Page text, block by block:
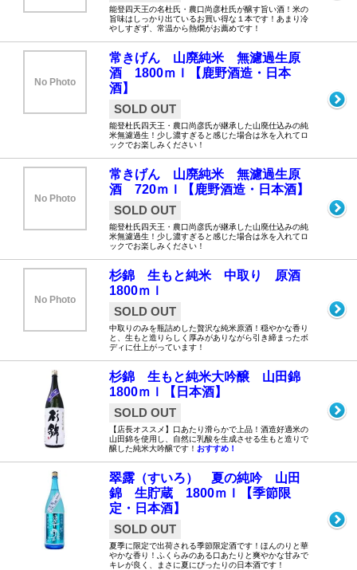
能登四天王の名杜氏・農口尚彦杜氏が醸す旨い酒！米の
旨味はしっかり出ているお買い得な１本です！あまり冷
やしすぎず、常温から熱燗がお薦めです！
No Photo
常きげん 山廃純米 無濾過生原
酒 1800ｍｌ【鹿野酒造・日本
酒】
SOLD OUT
能登杜氏四天王・農口尚彦氏が継承した山廃仕込みの純
米無濾過生！少し濃すぎると感じた場合は氷を入れてロ
ックでお楽しみください！
No Photo
常きげん 山廃純米 無濾過生原
酒 720ｍｌ【鹿野酒造・日本酒】
SOLD OUT
能登杜氏四天王・農口尚彦氏が継承した山廃仕込みの純
米無濾過生！少し濃すぎると感じた場合は氷を入れてロ
ックでお楽しみください！
No Photo
杉錦 生もと純米 中取り 原酒
1800ｍｌ
SOLD OUT
中取りのみを瓶詰めした贅沢な純米原酒！穏やかな香り
と、生もと造りらしく厚みがありながら引き締まったボ
ディに仕上がっています！
杉錦 生もと純米大吟醸 山田錦
1800ｍｌ【日本酒】
SOLD OUT
【店長オススメ】口あたり滑らかで上品！酒造好適米の
山田錦を使用し、自然に乳酸を生成させる生もと造りで
醸した純米大吟醸です！ おすすめ！
翠露（すいろ） 夏の純吟 山田
錦 生貯蔵 1800ｍｌ【季節限
定・日本酒】
SOLD OUT
夏季に限定で出荷される季節限定酒です！ほんのりと華
やかな香り！ふくらみのある口あたりと爽やかな甘みで
キレが良く、まさに夏にぴったりの日本酒です！